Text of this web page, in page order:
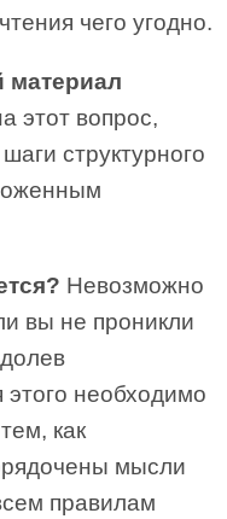
чего угодно.
материал
этот вопрос,
структурного
Невозможно
вы не проникли
необходимо
как
мысли
правилам